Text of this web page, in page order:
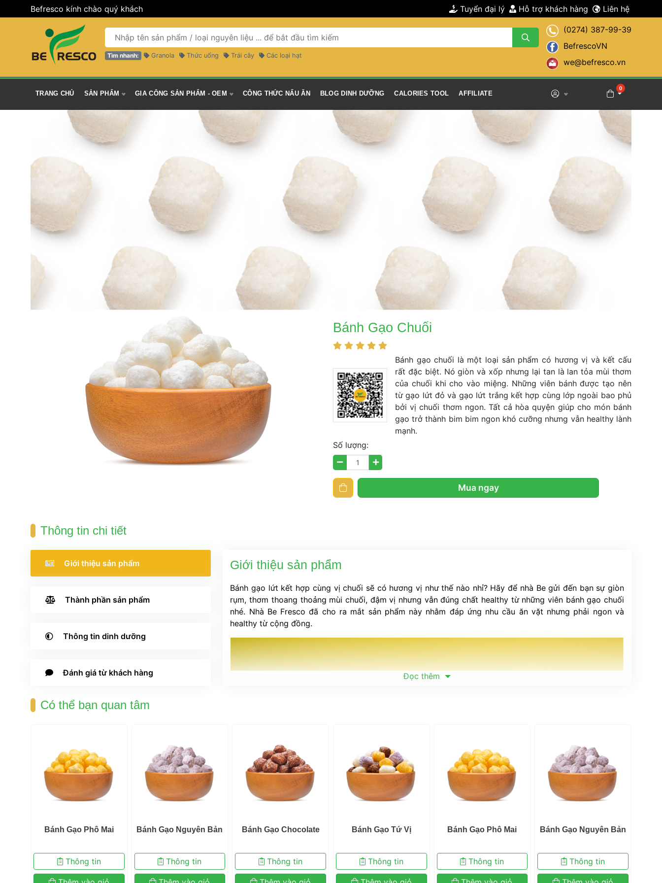
Befresco kính chào quý khách Liên hệ
Hỗ trợ khách hàng
Tuyển đại lý
Tìm nhanh: Granola Thức uống Trái cây Các loại hạt
(0274) 387-99-39
BefrescoVN
we@befresco.vn
TRANG CHỦ SẢN PHẨM GIA CÔNG SẢN PHẨM - OEM CÔNG THỨC NẤU ĂN BLOG DINH DƯỠNG CALORIES TOOL AFFILIATE
0
Bánh Gạo Chuối
Bánh gạo chuối là một loại sản phẩm có hương vị và kết cấu
rất đặc biệt. Nó giòn và xốp nhưng lại tan là lan tỏa mùi thơm
của chuối khi cho vào miệng. Những viên bánh được tạo nên
từ gạo lứt đỏ và gạo lứt trắng kết hợp cùng lớp ngoài bao phủ
bởi vị chuối thơm ngon. Tất cả hòa quyện giúp cho món bánh
gạo trở thành bim bim ngon khó cưỡng nhưng vẫn healthy lành
mạnh.
Số lượng:
Mua ngay
Thông tin chi tiết
Giới thiệu ản phẩm
Thành phần ản phẩm
Thông tin dinh dưỡng
Đánh giá từ khách hàng
Giới thiệu sản phẩm
Bánh gạo lứt kết hợp cùng vị chuối sẽ có hương vị như thế nào nhỉ? Hãy để nhà Be gửi đến bạn sự giòn
rụm, thơm thoang thoảng mùi chuối, đậm vị nhưng vẫn đúng chất healthy từ những viên bánh gạo chuối
nhé. Nhà Be Fresco đã cho ra mắt sản phẩm này nhằm đáp ứng nhu cầu ăn vặt nhưng phải ngon và
healthy từ cộng đồng.
Đọc thêm
Có thể bạn quan tâm
Bánh Gạo Phô Mai
Thông tin
Bánh Gạo Nguyên Bản
Thông tin
Bánh Gạo Chocolate
Thông tin
Bánh Gạo Tứ Vị
Thông tin
Bánh Gạo Phô Mai
Thông tin
Bánh Gạo Nguyên Bản
Thông tin